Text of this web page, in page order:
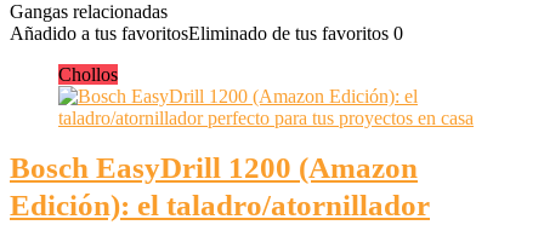
Gangas relacionadas
Añadido a tus favoritosEliminado de tus favoritos 0
Chollos
Bosch EasyDrill 1200 (Amazon
Edición): el taladro/atornillador